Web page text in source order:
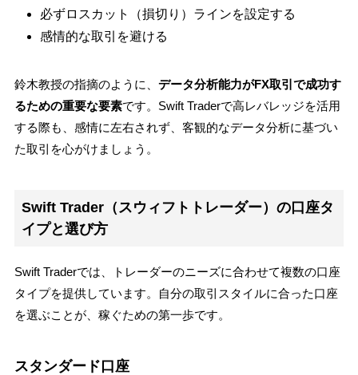
必ずロスカット（損切り）ラインを設定する
感情的な取引を避ける
鈴木教授の指摘のように、 データ分析能力がFX取引で成功す
るための重要な要素です。Swift Traderで高レバレッジを活用
する際も、感情に左右されず、客観的なデータ分析に基づい
た取引を心がけましょう。
Swift Trader（スウィフトトレーダー）の口座タ
イプと選び方
Swift Traderでは、トレーダーのニーズに合わせて複数の口座
タイプを提供しています。自分の取引スタイルに合った口座
を選ぶことが、稼ぐための第一歩です。
スタンダード口座